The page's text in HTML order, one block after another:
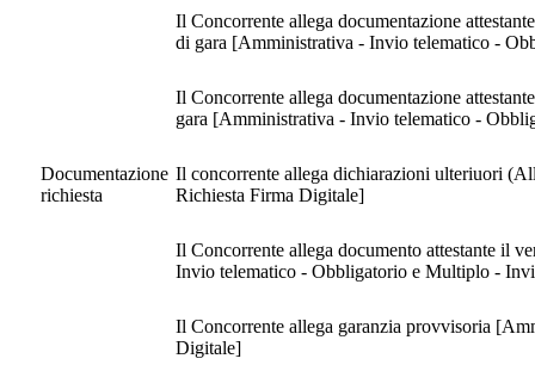
Documentazione
richiesta
Il Concorrente allega documentazione
di gara [Amministrativa - Invio telematico -
Il Concorrente allega documentazione
gara [Amministrativa - Invio telematico -
Il concorrente allega dichiarazioni ulteriuori
Richiesta Firma Digitale]
Il Concorrente allega documento attestante il
Invio telematico - Obbligatorio e Multiplo -
Il Concorrente allega garanzia provvisoria
Digitale]